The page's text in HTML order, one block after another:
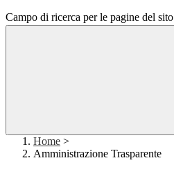
Campo di ricerca per le pagine del sito
Home >
Amministrazione Trasparente